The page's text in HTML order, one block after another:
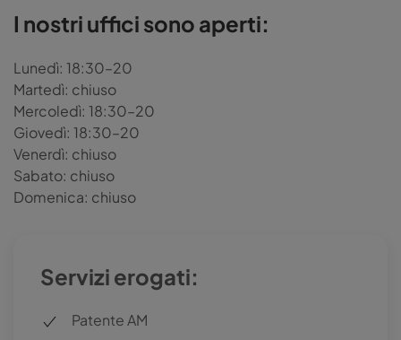
I nostri uffici sono aperti:
Lunedì: 18:30–20
Martedì: chiuso
Mercoledì: 18:30–20
Giovedì: 18:30–20
Venerdì: chiuso
Sabato: chiuso
Domenica: chiuso
Servizi erogati:
Patente AM